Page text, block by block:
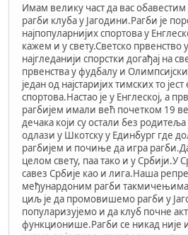
Имам велику част да вас обавестим
рагби клуба у Јагодини.Рагби је
најпопуларнијих спортова у
кажем и у свету.Светско првенство
најгледанији спорстки догађај на
првенства у фудбалу и
један од најстаријих тимских то
спортова.Настао је у Енглеској, а
рагбијем имали већ почетком 19
дечака који су остали без
одлази у Шкотску у Единбург где
рагбијем и почиње да игра
целом свету, паа тако и у Србији.У
савез Србије као и лига.Наша
међунардоним рагби
циљ је да промовишемо рагби у
популаризујемо и да клуб почне
функционише.Рагби се никад није